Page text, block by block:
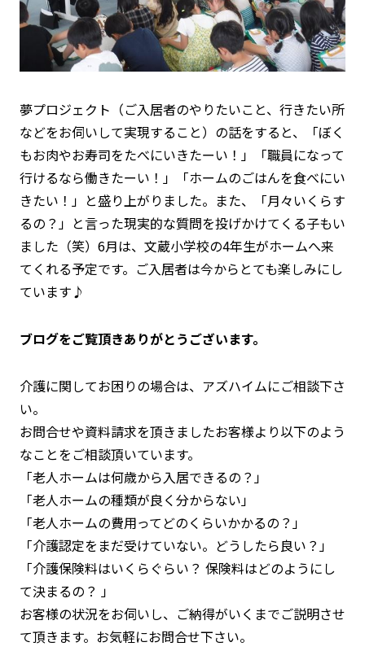
夢プロジェクト（ご入居者のやりたいこと、行きたい所
などをお伺いして実現すること）の話をすると、「ぼく
もお肉やお寿司をたべにいきたーい！」「職員になって
行けるなら働きたーい！」「ホームのごはんを食べにい
きたい！」と盛り上がりました。また、「月々いくらす
るの？」と言った現実的な質問を投げかけてくる子もい
ました（笑）6月は、文蔵小学校の4年生がホームへ来
てくれる予定です。ご入居者は今からとても楽しみにし
ています♪
ブログをご覧頂きありがとうございます。
介護に関してお困りの場合は、アズハイムにご相談下さ
い。
お問合せや資料請求を頂きましたお客様より以下のよう
なことをご相談頂いています。
「老人ホームは何歳から入居できるの？」
「老人ホームの種類が良く分からない」
「老人ホームの費用ってどのくらいかかるの？」
「介護認定をまだ受けていない。どうしたら良い？」
「介護保険料はいくらぐらい？ 保険料はどのようにし
て決まるの？ 」
お客様の状況をお伺いし、ご納得がいくまでご説明させ
て頂きます。お気軽にお問合せ下さい。